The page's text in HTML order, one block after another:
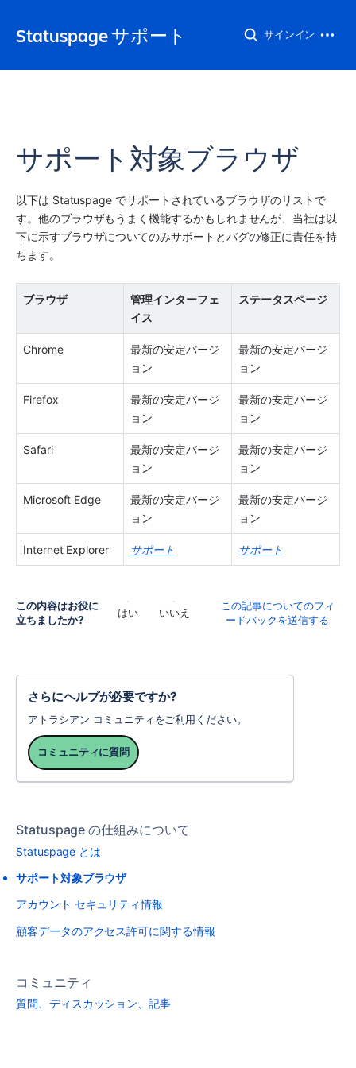
Statuspage サポート サインイン
サポート対象ブラウザ
以下は Statuspage でサポートされているブラウザのリストで
す。他のブラウザもうまく機能するかもしれませんが、当社は以
下に示すブラウザについてのみサポートとバグの修正に責任を持
ちます。
ブラウザ
管理インターフェ
イス
ステータスページ
Chrome
最新の安定バージ
ョン
最新の安定バージ
ョン
Firefox
最新の安定バージ
ョン
最新の安定バージ
ョン
Safari
最新の安定バージ
ョン
最新の安定バージ
ョン
Microsoft Edge
最新の安定バージ
ョン
最新の安定バージ
ョン
Internet Explorer サポート サポート
この内容はお役に
立ちましたか?
はい いいえ
この記事についてのフィ
ードバックを送信する
さらにヘルプが必要ですか?
アトラシアン コミュニティをご利用ください。
コミュニティに質問
Statuspage の仕組みについて
Statuspage とは
サポート対象ブラウザ
アカウント セキュリティ情報
顧客データのアクセス許可に関する情報
コミュニティ
質問、ディスカッション、記事